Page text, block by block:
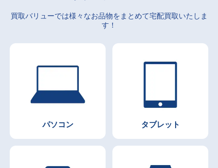
買取バリューでは様々なお品物をまとめて宅配買取いたしま
す！
パソコン タブレット